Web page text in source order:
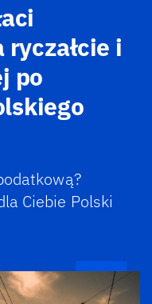
i
po
Ciebie Polski